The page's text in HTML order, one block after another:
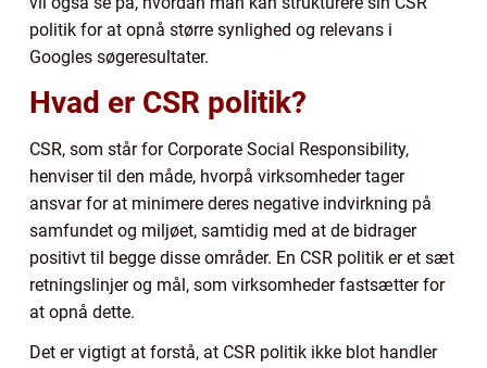
politik for at opnå større synlighed og relevans i
Googles søgeresultater.
Hvad er CSR politik?
CSR, som står for Corporate Social Responsibility,
henviser til den måde, hvorpå virksomheder tager
ansvar for at minimere deres negative indvirkning på
samfundet og miljøet, samtidig med at de bidrager
positivt til begge disse områder. En CSR politik er et sæt
retningslinjer og mål, som virksomheder fastsætter for
at opnå dette.
Det er vigtigt at forstå, at CSR politik ikke blot handler